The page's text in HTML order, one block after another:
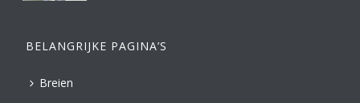
BELANGRIJKE PAGINA’S
Breien